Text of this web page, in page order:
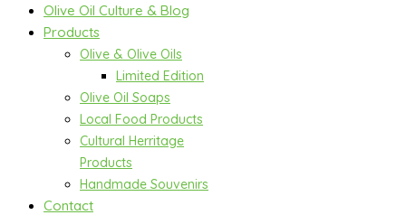
Olive Oil Culture & Blog
Products
Olive & Olive Oils
Limited Edition
Olive Oil Soaps
Local Food Products
Cultural Herritage
Products
Handmade Souvenirs
Contact